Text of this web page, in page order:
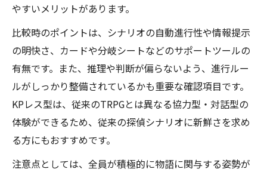
やすいメリットがあります。
比較時のポイントは、シナリオの自動進行性や情報提示
の明快さ、カードや分岐シートなどのサポートツールの
有無です。また、推理や判断が偏らないよう、進行ルー
ルがしっかり整備されているかも重要な確認項目です。
KPレス型は、従来のTRPGとは異なる協力型・対話型の
体験ができるため、従来の探偵シナリオに新鮮さを求め
る方にもおすすめです。
注意点としては、全員が積極的に物語に関与する姿勢が